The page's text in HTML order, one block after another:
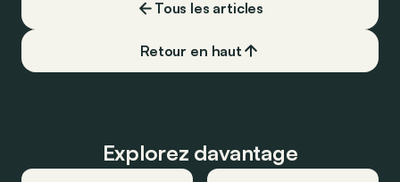
Tous les articles
Retour en haut
Explorez davantage